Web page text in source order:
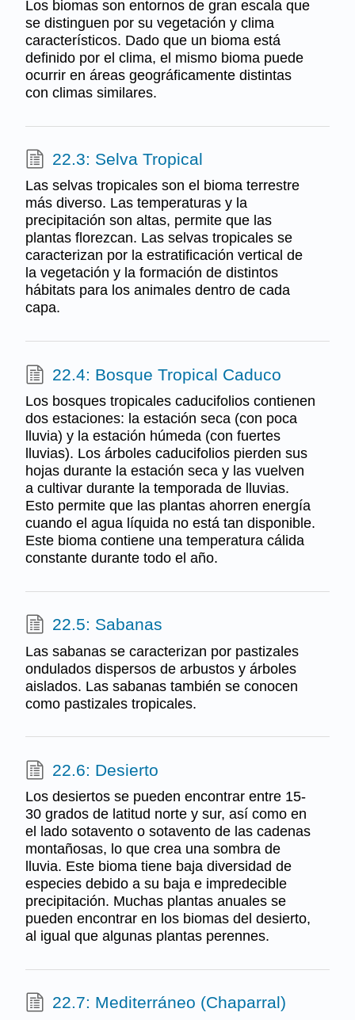
Los biomas son entornos de gran escala que
se distinguen por su vegetación y clima
característicos. Dado que un bioma está
definido por el clima, el mismo bioma puede
ocurrir en áreas geográficamente distintas
con climas similares.
22.3: Selva Tropical
Las selvas tropicales son el bioma terrestre
más diverso. Las temperaturas y la
precipitación son altas, permite que las
plantas florezcan. Las selvas tropicales se
caracterizan por la estratificación vertical de
la vegetación y la formación de distintos
hábitats para los animales dentro de cada
capa.
22.4: Bosque Tropical Caduco
Los bosques tropicales caducifolios contienen
dos estaciones: la estación seca (con poca
lluvia) y la estación húmeda (con fuertes
lluvias). Los árboles caducifolios pierden sus
hojas durante la estación seca y las vuelven
a cultivar durante la temporada de lluvias.
Esto permite que las plantas ahorren energía
cuando el agua líquida no está tan disponible.
Este bioma contiene una temperatura cálida
constante durante todo el año.
22.5: Sabanas
Las sabanas se caracterizan por pastizales
ondulados dispersos de arbustos y árboles
aislados. Las sabanas también se conocen
como pastizales tropicales.
22.6: Desierto
Los desiertos se pueden encontrar entre 15-
30 grados de latitud norte y sur, así como en
el lado sotavento o sotavento de las cadenas
montañosas, lo que crea una sombra de
lluvia. Este bioma tiene baja diversidad de
especies debido a su baja e impredecible
precipitación. Muchas plantas anuales se
pueden encontrar en los biomas del desierto,
al igual que algunas plantas perennes.
22.7: Mediterráneo (Chaparral)